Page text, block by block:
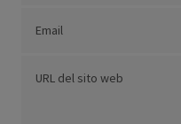
Email
URL del sito web